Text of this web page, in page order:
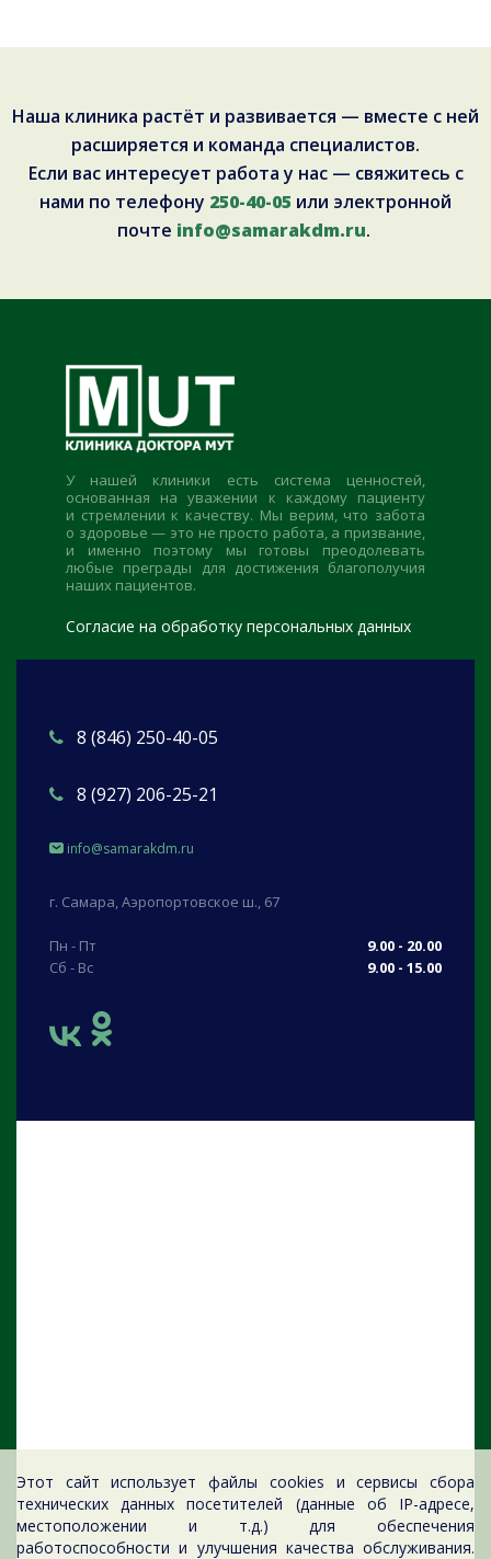
Наша клиника растёт и развивается — вместе с ней
расширяется и команда специалистов.
Если вас интересует работа у нас — свяжитесь с
нами по телефону 250-40-05 или электронной
почте info@samarakdm.ru.
Этот сайт использует файлы cookies и сервисы сбора
технических данных посетителей (данные об IP-адресе,
местоположении и т.д.) для обеспечения
работоспособности и улучшения качества обслуживания.
У нашей клиники есть система ценностей,
основанная на уважении к каждому пациенту
и стремлении к качеству. Мы верим, что забота
о здоровье — это не просто работа, а призвание,
и именно поэтому мы готовы преодолевать
любые преграды для достижения благополучия
наших пациентов.
Согласие на обработку персональных данных
8 (846) 250-40-05
8 (927) 206-25-21
info@samarakdm.ru
г. Самара, Аэропортовское ш., 67
Пн - Пт
9.00 - 20.00
Сб - Вс
9.00 - 15.00